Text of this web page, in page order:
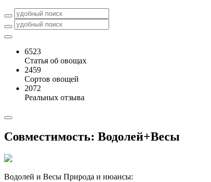
6523
Статья об овощах
2459
Сортов овощей
2072
Реальных отзыва
Совместимость: Водолей+Весы
Водолей и Весы Природа и нюансы: